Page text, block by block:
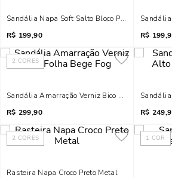
Sandália Napa Soft Salto Bloco Preta Tiras
R$ 199,90
R$
2 CORES
Sandália Amarração Verniz Bico Folha Bege Fog
R$ 299,90
R$
2 CORES
Rasteira Napa Croco Preto Metal
1 COR